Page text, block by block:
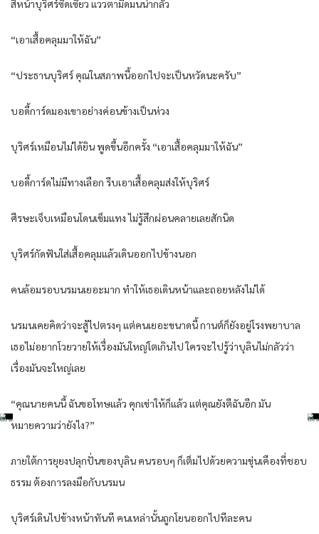
สีหน้าบุริศร์ซีดเซียว แววตามืดมนน่ากลัว
“เอาเสื้อคลุมมาให้ฉัน”
“ประธานบุริศร์ คุณในสภาพนี้ออกไปจะเป็นหวัดนะครับ”
บอดี้การ์ดมองเขาอย่างค่อนข้างเป็นห่วง
บุริศร์เหมือนไม่ได้ยิน พูดขึ้นอีกครั้ง “เอาเสื้อคลุมมาให้ฉัน”
บอดี้การ์ดไม่มีทางเลือก รีบเอาเสื้อคลุมส่งให้บุริศร์
ศีรษะเจ็บเหมือนโดนเข็มแทง ไม่รู้สึกผ่อนคลายเลยสักนิด
บุริศร์กัดฟันใส่เสื้อคลุมแล้วเดินออกไปข้างนอก
คนล้อมรอบนรมนเยอะมาก ทำให้เธอเดินหน้าและถอยหลังไม่ได้
นรมนเคยคิดว่าจะสู้ไปตรงๆ แต่คนเยอะขนาดนี้ กานต์ก็ยังอยู่โรงพยาบาล
เธอไม่อยากโวยวายให้เรื่องมันใหญ่โตเกินไป ใครจะไปรู้ว่าบุลินไม่กลัวว่า
เรื่องมันจะใหญ่เลย
“คุณนายคนนี้ ฉันขอโทษแล้ว คุกเข่าให้ก็แล้ว แต่คุณยังตีฉันอีก มัน
หมายความว่ายังไง?”
ภายใต้การยุยงปลุกปั่นของบุลิน คนรอบๆ ก็เต็มไปด้วยความขุ่นเคืองที่ชอบ
ธรรม ต้องการลงมือกับนรมน
บุริศร์เดินไปข้างหน้าทันที คนเหล่านั้นถูกโยนออกไปทีละคน